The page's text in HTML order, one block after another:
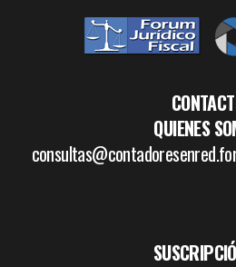
QUIENES